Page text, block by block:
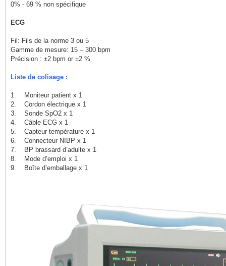
0% - 69 % non spécifique
ECG
Fil: Fils de la norme 3 ou 5
Gamme de mesure: 15 – 300 bpm
Précision : ±2 bpm or ±2 %
Liste de colisage :
1. Moniteur patient x 1
2. Cordon électrique x 1
3. Sonde SpO2 x 1
4. Câble ECG x 1
5. Capteur température x 1
6. Connecteur NIBP x 1
7. BP brassard d’adulte x 1
8. Mode d’emploi x 1
9. Boîte d’emballage x 1